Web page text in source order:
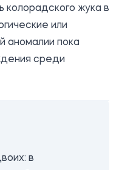
колорадского жука в
или
аномалии пока
среди
в